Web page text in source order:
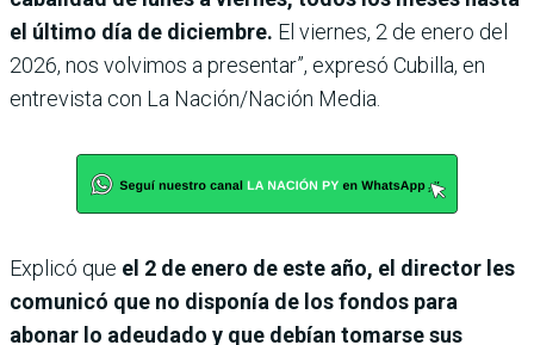
el último día de diciembre. El viernes, 2 de enero del
2026, nos volvimos a presentar”, expresó Cubilla, en
entrevista con La Nación/Nación Media.
Explicó que el 2 de enero de este año, el director les
comunicó que no disponía de los fondos para
abonar lo adeudado y que debían tomarse sus